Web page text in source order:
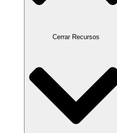
Cerrar Recursos